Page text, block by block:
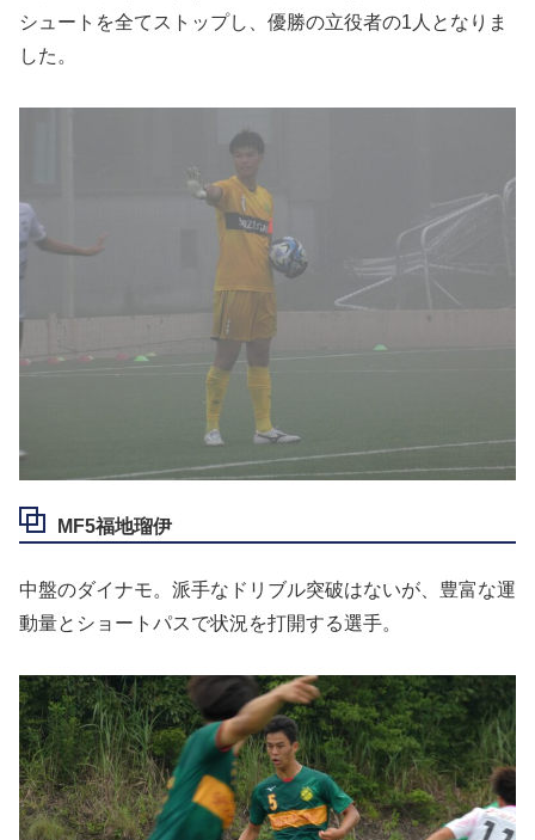
シュートを全てストップし、優勝の立役者の1人となりま
した。
MF5福地瑠伊
中盤のダイナモ。派手なドリブル突破はないが、豊富な運
動量とショートパスで状況を打開する選手。